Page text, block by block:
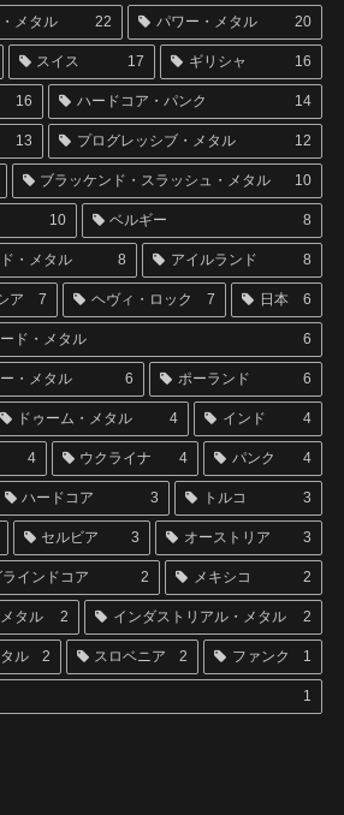
メタル 22 パワー・メタル 20
スイス 17 ギリシャ 16
16 ハードコア・パンク 14
13 プログレッシブ・メタル 12
ブラッケンド・スラッシュ・メタル 10
10 ベルギー 8
・メタル 8 アイルランド 8
ア 7 ヘヴィ・ロック 7 日本 6
ド・メタル 6
・メタル 6 ポーランド 6
ドゥーム・メタル 4 インド 4
4 ウクライナ 4 パンク 4
ハードコア 3 トルコ 3
セルビア 3 オーストリア 3
ラインドコア 2 メキシコ 2
タル 2 インダストリアル・メタル 2
ル 2 スロベニア 2 ファンク 1
1